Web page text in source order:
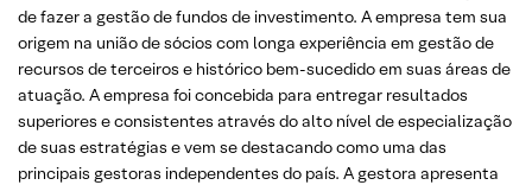
de fazer a gestão de fundos de investimento. A empresa tem sua
origem na união de sócios com longa experiência em gestão de
recursos de terceiros e histórico bem-sucedido em suas áreas de
atuação. A empresa foi concebida para entregar resultados
superiores e consistentes através do alto nível de especialização
de suas estratégias e vem se destacando como uma das
principais gestoras independentes do país. A gestora apresenta